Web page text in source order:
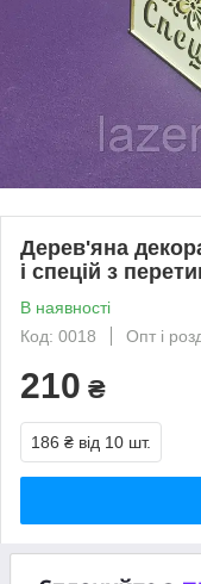
Дерев'яна
і спецій з
В наявності
Код: 0018
Опт і
210 ₴
186 ₴ від 10 шт.